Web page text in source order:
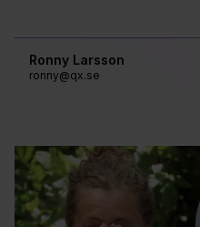
Ronny Larsson
ronny@qx.se